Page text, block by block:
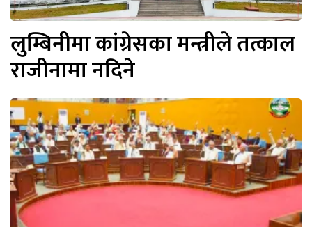
लुम्बिनीमा कांग्रेसका मन्त्रीले तत्काल
राजीनामा नदिने